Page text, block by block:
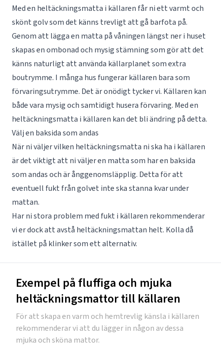
Med en heltäckningsmatta i källaren får ni ett varmt och
skönt golv som det känns trevligt att gå barfota på.
Genom att lägga en matta på våningen längst ner i huset
skapas en ombonad och mysig stämning som gör att det
känns naturligt att använda källarplanet som extra
boutrymme. I många hus fungerar källaren bara som
förvaringsutrymme. Det är onödigt tycker vi. Källaren kan
både vara mysig och samtidigt husera förvaring. Med en
heltäckningsmatta i källaren kan det bli ändring på detta.
Välj en baksida som andas
När ni väljer vilken heltäckningsmatta ni ska ha i källaren
är det viktigt att ni väljer en matta som har en baksida
som andas och är ånggenomsläpplig. Detta för att
eventuell fukt från golvet inte ska stanna kvar under
mattan.
Har ni stora problem med fukt i källaren rekommenderar
vi er dock att avstå heltäckningsmattan helt. Kolla då
istället på klinkersom ett alternativ.
Exempel på fluffiga och mjuka
heltäckningsmattor till källaren
För att skapa en varm och hemtrevlig känsla i källaren
rekommenderar vi att du lägger in någon av dessa
mjuka och sköna mattor.